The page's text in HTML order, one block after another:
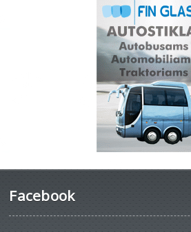
Facebook